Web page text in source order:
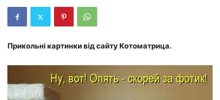
Прикольні картинки від сайту Котоматрица.